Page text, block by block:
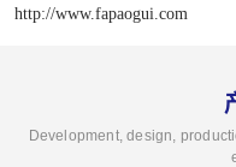
http://www.fapaogui.com
Development, design,